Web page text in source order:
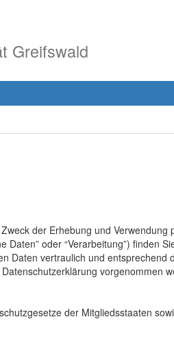
Greifswald
der Erhebung und
oder “Verarbeitung”) finden
Daten vertraulich und entsprechend
vorgenommen
der Mitgliedsstaaten